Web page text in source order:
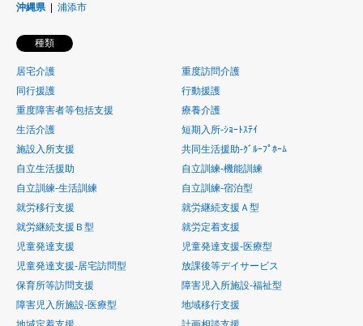
沖縄県
浦添市
種類
居宅介護
重度訪問介護
同行援護
行動援護
重度障害者等包括支援
療養介護
生活介護
短期入所-ｼｮｰﾄｽﾃｲ
施設入所支援
共同生活援助-ｸﾞﾙｰﾌﾟﾎｰﾑ
自立生活援助
自立訓練-機能訓練
自立訓練-生活訓練
自立訓練-宿泊型
就労移行支援
就労継続支援Ａ型
就労継続支援Ｂ型
就労定着支援
児童発達支援
児童発達支援-医療型
児童発達支援-居宅訪問型
放課後等デイサービス
保育所等訪問支援
障害児入所施設-福祉型
障害児入所施設-医療型
地域移行支援